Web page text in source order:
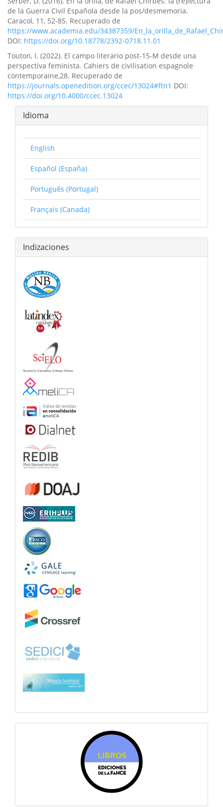
de la Guerra Civil Española desde la pos/desmemoria.
Caracol, 11, 52-85. Recuperado de
https://www.academia.edu/34387359/
DOI: https://doi.org/10.18778/2392-0718.11.01
Touton, I. (2022). El campo literario post-15-M desde una
perspectiva feminista. Cahiers de civilisation espagnole
contemporaine,28. Recuperado de
https://journals.openedition.org/ccec/13024#ftn1 DOI:
https://doi.org/10.4000/ccec.13024
Idioma
English
Español (España)
Português (Portugal)
Français (Canada)
Indizaciones